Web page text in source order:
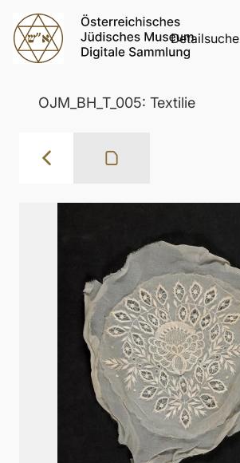
Detailsuche
OJM_BH_T_005: Textilie